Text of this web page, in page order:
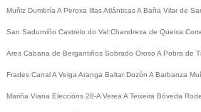
Muñiz Dumbría A Peroxa Illas AtlánticasA Baña Vilar de
San Sadurniño Castrelo do Val Chandrexa de Queixa
Ares Cabana de Bergantiños Sobrado Oroso A Pobra de
Frades CarralA Veiga Aranga Baltar Dozón A Barbanza
Mariña Viana Eleccións 28-A Verea A Teixeira Bóveda